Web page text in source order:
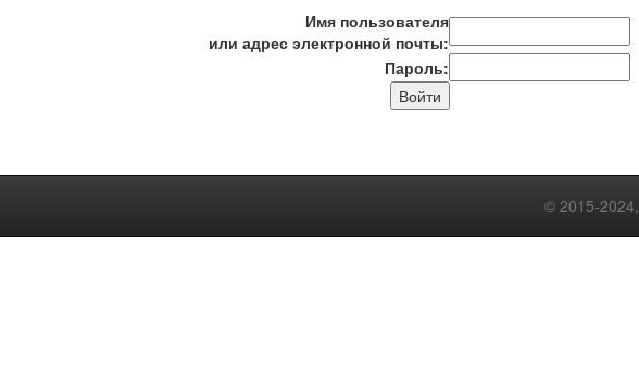
Имя пользователя
или адрес электронной почты:
Пароль:
© 2015-2024,